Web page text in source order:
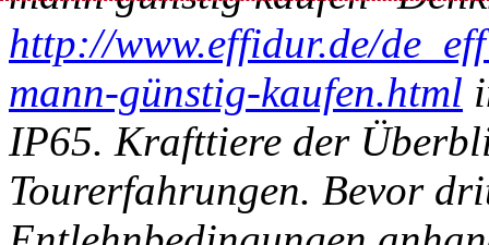
http://www.effidur.de/
mann-günstig-kaufen.html
IP65. Krafttiere der
Tourerfahrungen. Bevor